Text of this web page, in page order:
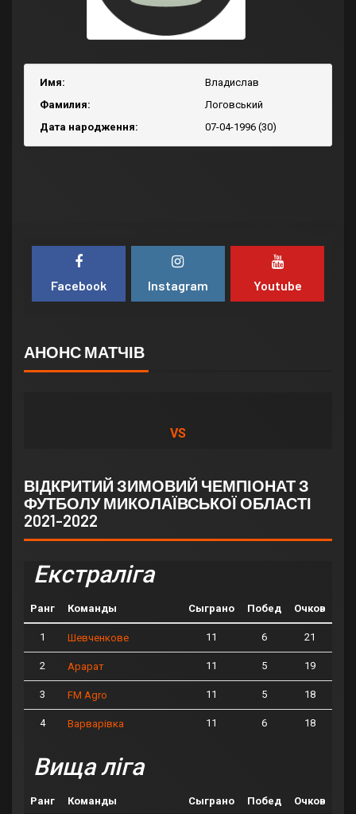
Имя:
Владислав
Фамилия:
Логовський
Дата народження:
07-04-1996 (30)
Facebook Instagram Youtube
АНОНС МАТЧІВ
VS
ВІДКРИТИЙ ЗИМОВИЙ ЧЕМПІОНАТ З
ФУТБОЛУ МИКОЛАЇВСЬКОЇ ОБЛАСТІ
2021-2022
Екстраліга
Ранг Команды Сыграно Побед Очков
1 Шевченкове 11 6 21
2 Арарат 11 5 19
3 FM Agro 11 5 18
4 Варварівка 11 6 18
Вища ліга
Ранг Команды Сыграно Побед Очков